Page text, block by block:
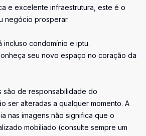
e excelente infraestrutura, este é o
negócio prosperar.
incluso condomínio e iptu.
seu novo espaço no coração da
são de responsabilidade do
ser alteradas a qualquer momento. A
nas imagens não significa que o
mobiliado (consulte sempre um